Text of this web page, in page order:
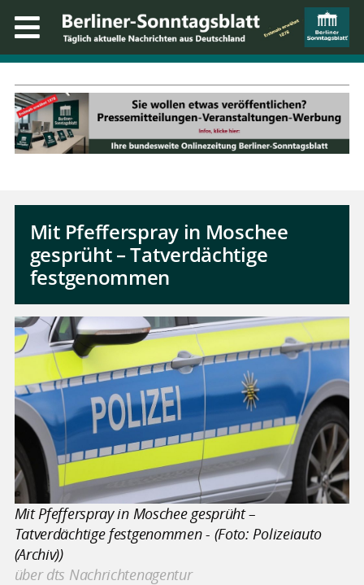
Mit Pfefferspray in Moschee
gesprüht – Tatverdächtige
festgenommen
Mit Pfefferspray in Moschee gesprüht –
Tatverdächtige festgenommen - (Foto: Polizeiauto
(Archiv))
über dts Nachrichtenagentur